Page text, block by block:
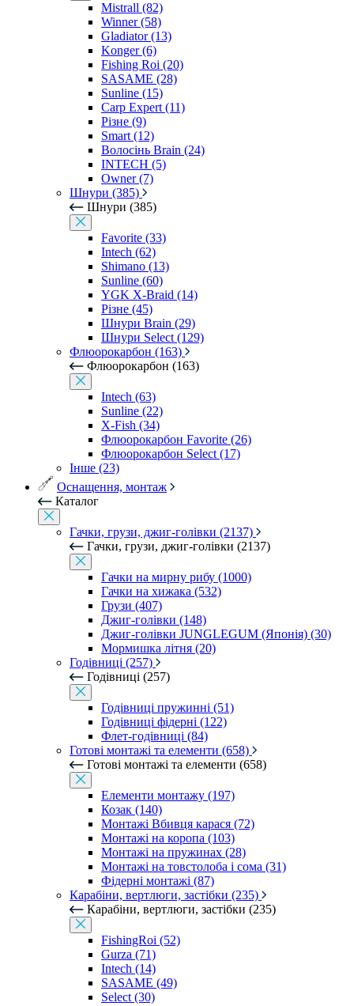
Mistrall (82)
Winner (58)
Gladiator (13)
Konger (6)
Fishing Roi (20)
SASAME (28)
Sunline (15)
Carp Expert (11)
Різне (9)
Smart (12)
Волосінь Brain (24)
INTECH (5)
Owner (7)
Шнури (385)
Шнури (385)
Favorite (33)
Intech (62)
Shimano (13)
Sunline (60)
YGK X-Braid (14)
Різне (45)
Шнури Brain (29)
Шнури Select (129)
Флюорокарбон (163)
Флюорокарбон (163)
Intech (63)
Sunline (22)
X-Fish (34)
Флюорокарбон Favorite (26)
Флюорокарбон Select (17)
Інше (23)
Оснащення, монтаж
Каталог
Гачки, грузи, джиг-голівки (2137)
Гачки, грузи, джиг-голівки (2137)
Гачки на мирну рибу (1000)
Гачки на хижака (532)
Грузи (407)
Джиг-голівки (148)
Джиг-голівки JUNGLEGUM (Японія) (30)
Мормишка літня (20)
Годівниці (257)
Годівниці (257)
Годівниці пружинні (51)
Годівниці фідерні (122)
Флет-годівниці (84)
Готові монтажі та елементи (658)
Готові монтажі та елементи (658)
Елементи монтажу (197)
Козак (140)
Монтажі Вбивця карася (72)
Монтажі на коропа (103)
Монтажі на пружинах (28)
Монтажі на товстолоба і сома (31)
Фідерні монтажі (87)
Карабіни, вертлюги, застібки (235)
Карабіни, вертлюги, застібки (235)
FishingRoi (52)
Gurza (71)
Intech (14)
SASAME (49)
Select (30)